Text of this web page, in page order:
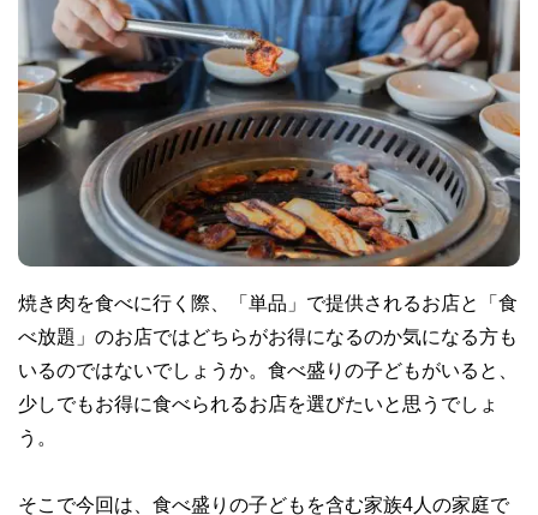
焼き肉を食べに行く際、「単品」で提供されるお店と「食
べ放題」のお店ではどちらがお得になるのか気になる方も
いるのではないでしょうか。食べ盛りの子どもがいると、
少しでもお得に食べられるお店を選びたいと思うでしょ
う。
そこで今回は、食べ盛りの子どもを含む家族4人の家庭で